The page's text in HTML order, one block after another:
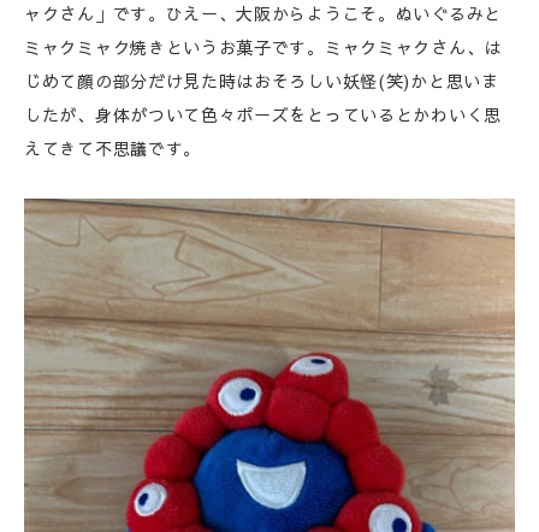
ャクさん」です。ひえー、大阪からようこそ。ぬいぐるみと
ミャクミャク焼きというお菓子です。ミャクミャクさん、は
じめて顔の部分だけ見た時はおそろしい妖怪(笑)かと思いま
したが、身体がついて色々ポーズをとっているとかわいく思
えてきて不思議です。